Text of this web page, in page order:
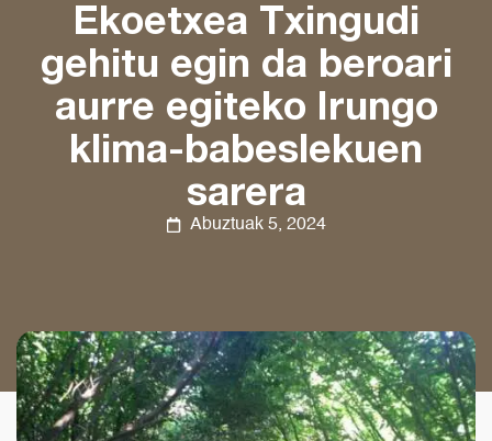
Ekoetxea Txingudi
gehitu egin da beroari
aurre egiteko Irungo
klima-babeslekuen
sarera
Abuztuak 5, 2024